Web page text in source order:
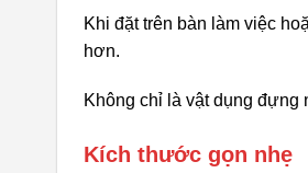
Khi đặt trên bàn làm việc
hơn.
Không chỉ là vật dụng
Kích thước gọn nhẹ